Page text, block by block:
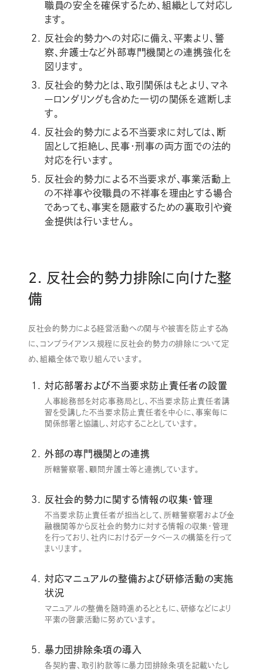
職員の安全を確保するため、組織として対応し
ます。
反社会的勢力への対応に備え、平素より、警
察、弁護士など外部専門機関との連携強化を
図ります。
反社会的勢力とは、取引関係はもとより、マネ
ーロンダリングも含めた一切の関係を遮断しま
す。
反社会的勢力による不当要求に対しては、断
固として拒絶し、民事・刑事の両方面での法的
対応を行います。
反社会的勢力による不当要求が、事業活動上
の不祥事や役職員の不祥事を理由とする場合
であっても、事実を隠蔽するための裏取引や資
金提供は行いません。
2. 反社会的勢力排除に向けた整
備
反社会的勢力による経営活動への関与や被害を防止する為
に、コンプライアンス規程に反社会的勢力の排除について定
め、組織全体で取り組んでいます。
対応部署および不当要求防止責任者の設置
人事総務部を対応事務局とし、不当要求防止責任者講
習を受講した不当要求防止責任者を中心に、事案毎に
関係部署と協議し、対応することとしています。
外部の専門機関との連携
所轄警察署、顧問弁護士等と連携しています。
反社会的勢力に関する情報の収集・管理
不当要求防止責任者が担当として、所轄警察署および金
融機関等から反社会的勢力に対する情報の収集・管理
を行っており、社内におけるデータベースの構築を行って
まいります。
対応マニュアルの整備および研修活動の実施
状況
マニュアルの整備を随時進めるとともに、研修などにより
平素の啓蒙活動に努めています。
暴力団排除条項の導入
各契約書、取引約款等に暴力団排除条項を記載いたし